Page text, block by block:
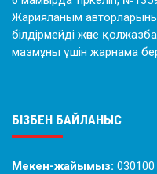
Жарияланым
білдірмейді және
мазмұны үшін жарнама
БІЗБЕН БАЙЛАНЫС
Мекен-жайымыз: